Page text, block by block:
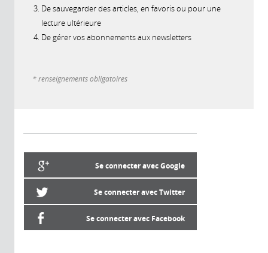
De sauvegarder des articles, en favoris ou pour une
lecture ultérieure
De gérer vos abonnements aux newsletters
* renseignements obligatoires
Se connecter avec Google
Se connecter avec Twitter
Se connecter avec Facebook